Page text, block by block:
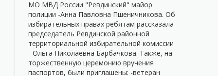
МО МВД России "Ревдинский" майор
полиции -Анна Павловна Пшеничникова. Об
избирательных правах ребятам рассказала
председатель Ревдинской районной
территориальной избирательной комиссии
- Ольга Николаевна Барбачкова. Также, на
торжественную церемонию вручения
паспортов, были приглашены: -ветеран